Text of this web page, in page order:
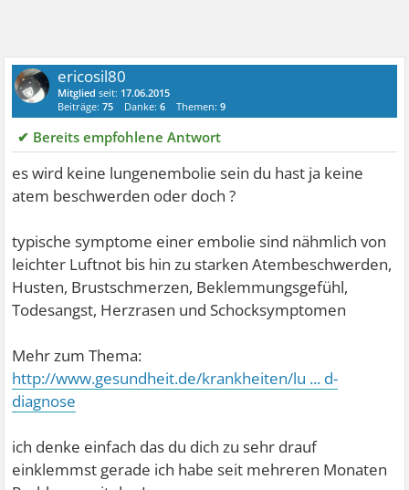
ericosil80
Mitglied seit: 17.06.2015
Beiträge:75 Danke:6 Themen:9
✔ Bereits empfohlene Antwort
es wird keine lungenembolie sein du hast ja keine
atem beschwerden oder doch ?
typische symptome einer embolie sind nähmlich von
leichter Luftnot bis hin zu starken Atembeschwerden,
Husten, Brustschmerzen, Beklemmungsgefühl,
Todesangst, Herzrasen und Schocksymptomen
Mehr zum Thema:
http://www.gesundheit.de/krankheiten/lu ... d-
diagnose
ich denke einfach das du dich zu sehr drauf
einklemmst gerade ich habe seit mehreren Monaten